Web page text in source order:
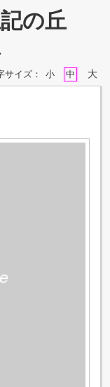
記の丘
サイズ： 小 中 大